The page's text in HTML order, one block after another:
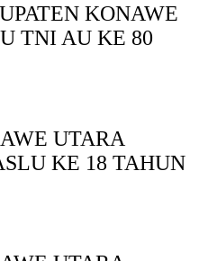
KONAWE
TNI AU KE 80
UTARA
KE 18 TAHUN